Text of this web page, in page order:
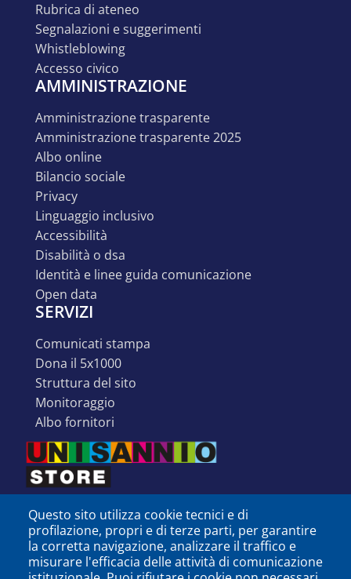
rubrica di ateneo
segnalazioni e suggerimenti
whistleblowing
accesso civico
AMMINISTRAZIONE
amministrazione trasparente
amministrazione trasparente 2025
albo online
bilancio sociale
privacy
linguaggio inclusivo
accessibilità
disabilità o dsa
identità e linee guida comunicazione
open data
SERVIZI
comunicati stampa
dona il 5x1000
struttura del sito
monitoraggio
albo fornitori
Questo sito utilizza cookie tecnici e di
profilazione, propri e di terze parti, per garantire
la corretta navigazione, analizzare il traffico e
misurare l'efficacia delle attività di comunicazione